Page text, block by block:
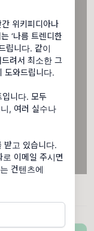
위키피디아나
‘나름 트렌디한
립니다. 같이
려서 최소한 그
도와드립니다.
니다. 모두
, 여러 실수나
받고 있습니다.
이메일 주시면
컨텐츠에